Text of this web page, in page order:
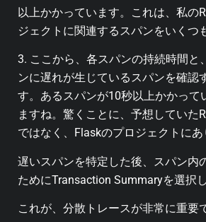
以上かかっています。これは、私の
ジェクトに関連するスパンをいくつ
3. ここから、各スパンの持続時間と
ンに遅れが生じているスパンを確認
す。 あるスパンが10秒以上かかって
ますね。 驚くことに、予想していた
ではなく、Flaskのプロジェクトにあ
遅いスパンを特定した後、スパン内
ためにTransaction Summaryを選択し
これが、分散トレースが非常に重要